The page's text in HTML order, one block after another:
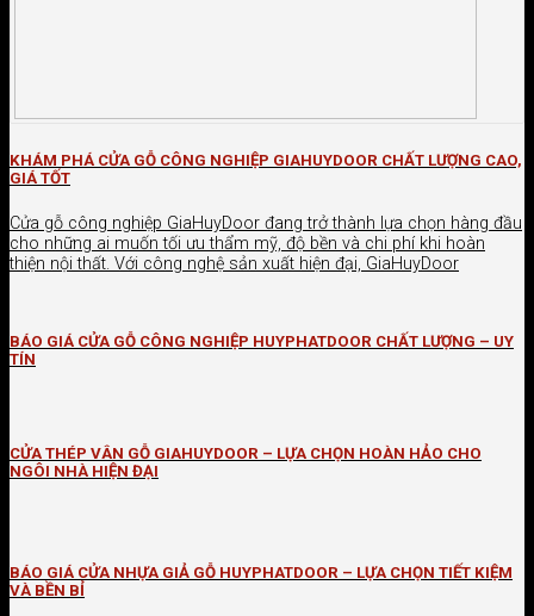
KHÁM PHÁ CỬA GỖ CÔNG NGHIỆP GIAHUYDOOR CHẤT LƯỢNG CAO,
GIÁ TỐT
Cửa gỗ công nghiệp GiaHuyDoor đang trở thành lựa chọn hàng đầu
cho những ai muốn tối ưu thẩm mỹ, độ bền và chi phí khi hoàn
thiện nội thất. Với công nghệ sản xuất hiện đại, GiaHuyDoor
BÁO GIÁ CỬA GỖ CÔNG NGHIỆP HUYPHATDOOR CHẤT LƯỢNG – UY
TÍN
CỬA THÉP VÂN GỖ GIAHUYDOOR – LỰA CHỌN HOÀN HẢO CHO
NGÔI NHÀ HIỆN ĐẠI
BÁO GIÁ CỬA NHỰA GIẢ GỖ HUYPHATDOOR – LỰA CHỌN TIẾT KIỆM
VÀ BỀN BỈ